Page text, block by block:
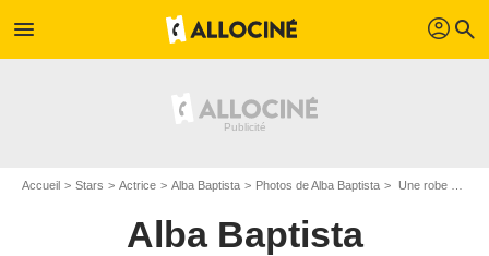
menu profil search
Accueil Stars Actrice Alba Baptista Photos de Alba Baptista Une robe pour Mrs. Harris : Photo Alba Baptista
Alba Baptista